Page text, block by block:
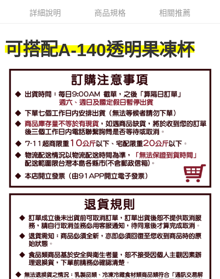
詳細說明 商品規格 相關推薦
可搭配A-140透明果凍杯